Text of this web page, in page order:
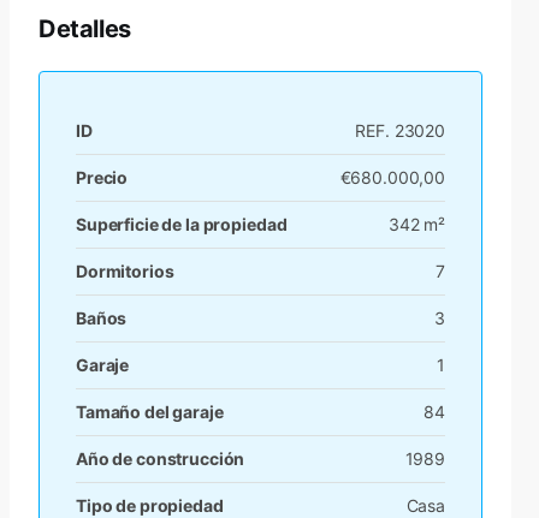
Detalles
ID REF. 23020
Precio €680.000,00
Superficie de la propiedad 342 m²
Dormitorios 7
Baños 3
Garaje 1
Tamaño del garaje 84
Año de construcción 1989
Tipo de propiedad Casa